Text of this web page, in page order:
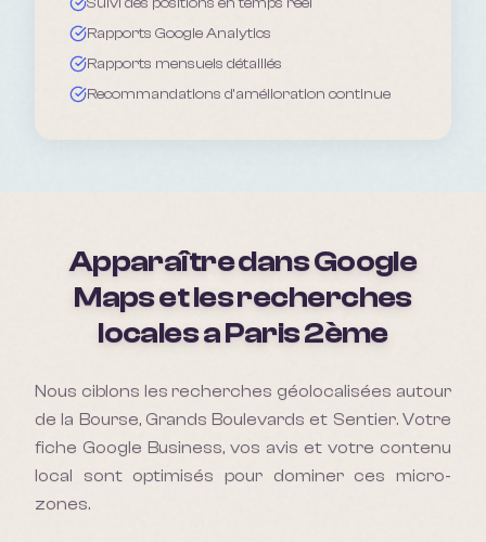
Rapports Google Analytics
Rapports mensuels détaillés
Recommandations d'amélioration continue
Apparaître dans Google
Maps et les recherches
locales aParis 2ème
Nous ciblons les recherches géolocalisées autour
de la Bourse, Grands Boulevards et Sentier. Votre
fiche Google Business, vos avis et votre contenu
local sont optimisés pour dominer ces micro-
zones.